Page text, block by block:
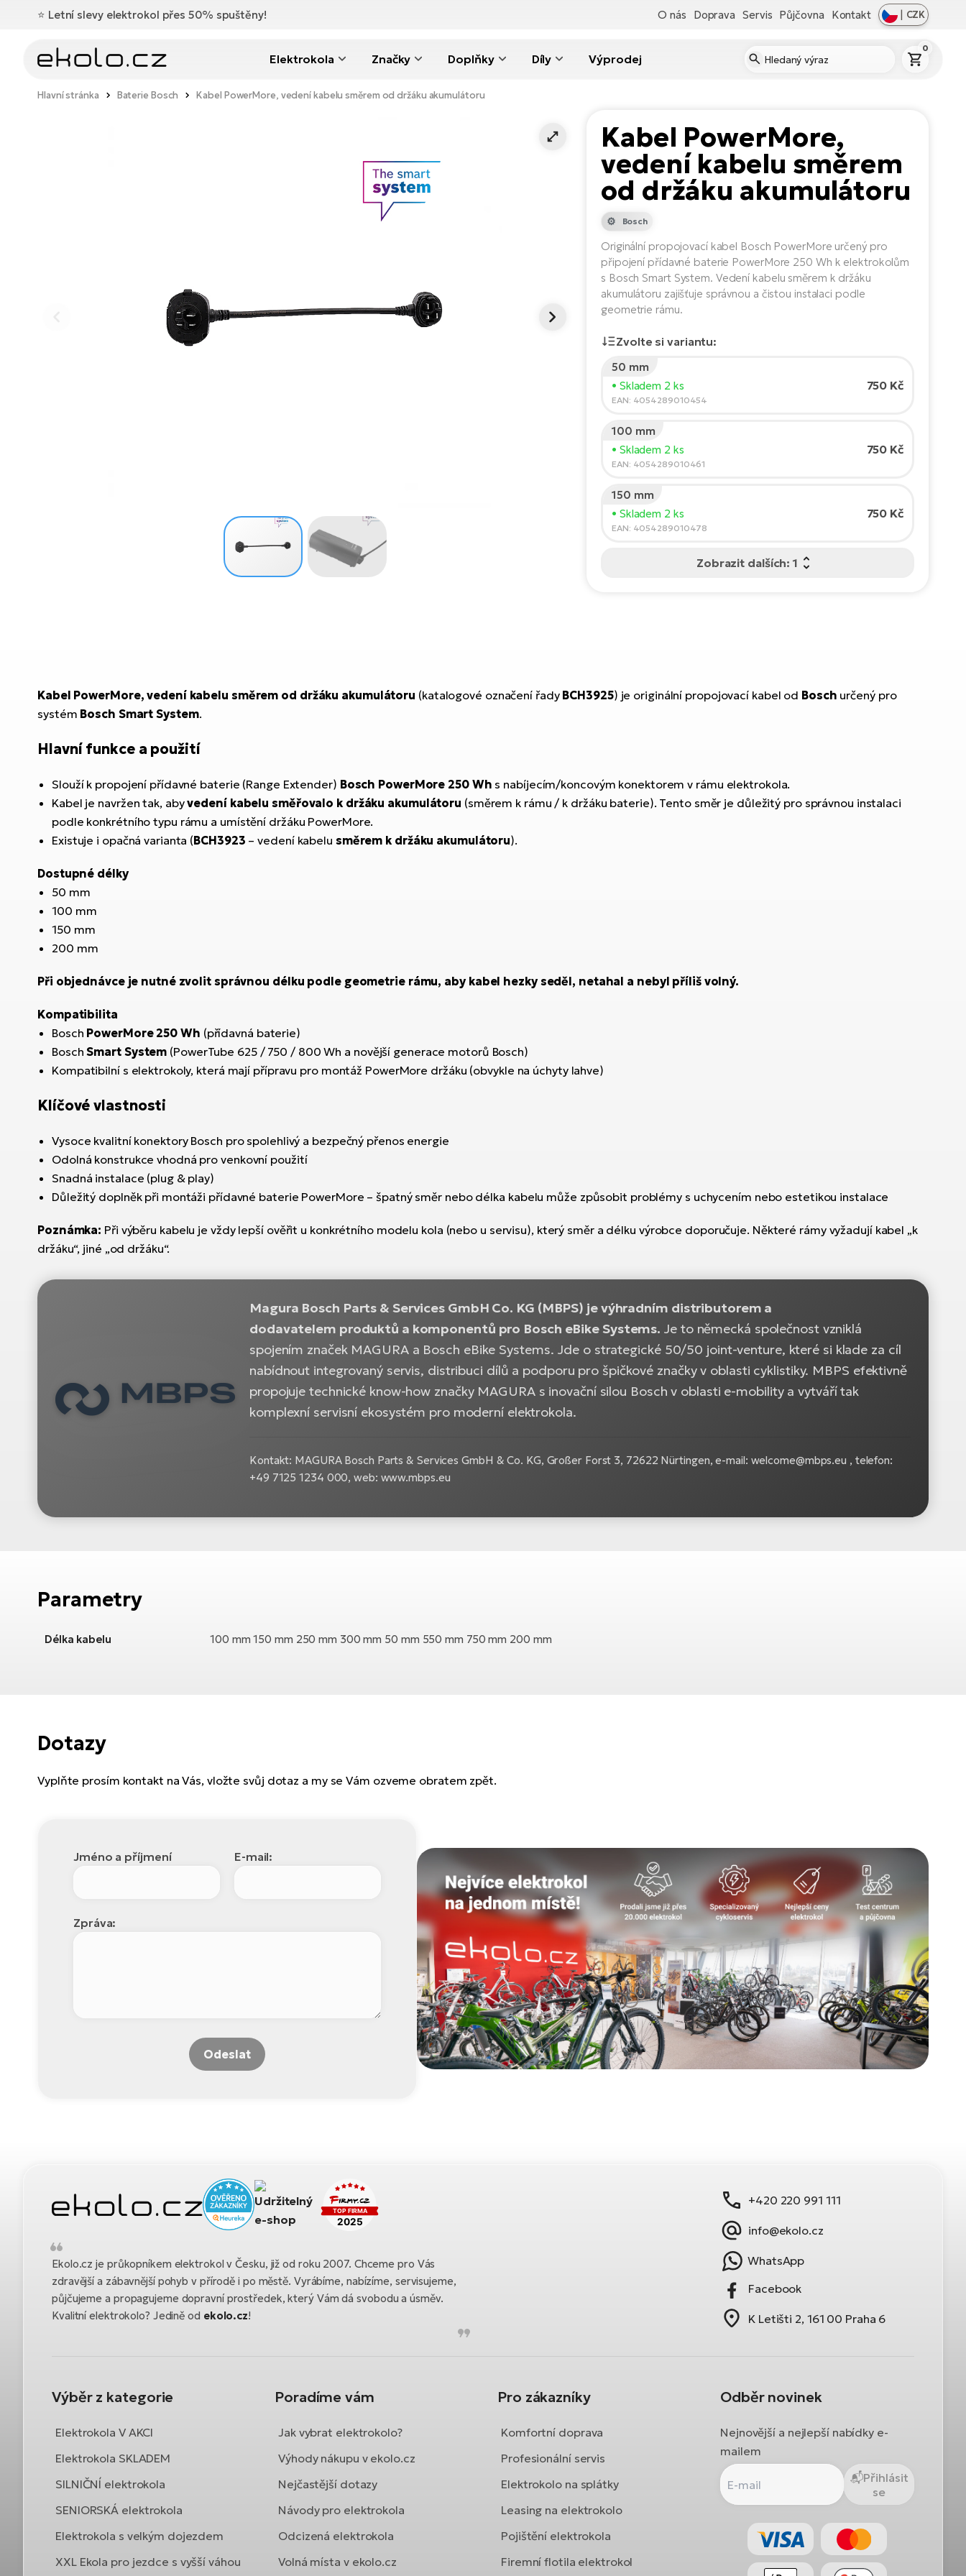
⭐️ Letní slevy elektrokol přes 50% spuštěny! O nás Doprava Servis Půjčovna Kontakt | CZK
Elektrokola Značky Doplňky Díly Výprodej
0
Hlavní stránka Baterie Bosch Kabel PowerMore, vedení kabelu směrem od držáku akumulátoru
Kabel PowerMore,
vedení kabelu směrem
od držáku akumulátoru
Bosch
Originální propojovací kabel Bosch PowerMore určený pro
připojení přídavné baterie PowerMore 250 Wh k elektrokolům
s Bosch Smart System. Vedení kabelu směrem k držáku
akumulátoru zajišťuje správnou a čistou instalaci podle
geometrie rámu.
Zvolte si variantu:
50 mm
• Skladem 2 ks
EAN: 4054289010454
750 Kč
100 mm
• Skladem 2 ks
EAN: 4054289010461
750 Kč
150 mm
• Skladem 2 ks
EAN: 4054289010478
750 Kč
Zobrazit dalších: 1
Kabel PowerMore, vedení kabelu směrem od držáku akumulátoru (katalogové označení řady BCH3925) je originální propojovací kabel od Bosch určený pro
systém Bosch Smart System.
Hlavní funkce a použití
Slouží k propojení přídavné baterie (Range Extender) Bosch PowerMore 250 Wh s nabíjecím/koncovým konektorem v rámu elektrokola.
Kabel je navržen tak, abyvedení kabelu směřovalo k držáku akumulátoru (směrem k rámu / k držáku baterie). Tento směr je důležitý pro správnou instalaci
podle konkrétního typu rámu a umístění držáku PowerMore.
Existuje i opačná varianta (BCH3923 – vedení kabelu směrem k držáku akumulátoru).
Dostupné délky
50 mm
100 mm
150 mm
200 mm
Při objednávce je nutné zvolit správnou délku podle geometrie rámu, aby kabel hezky seděl, netahal a nebyl příliš volný.
Kompatibilita
Bosch PowerMore 250 Wh (přídavná baterie)
BoschSmart System (PowerTube 625 / 750 / 800 Wh a novější generace motorů Bosch)
Kompatibilní s elektrokoly, která mají přípravu pro montáž PowerMore držáku (obvykle na úchyty lahve)
Klíčové vlastnosti
Vysoce kvalitní konektory Bosch pro spolehlivý a bezpečný přenos energie
Odolná konstrukce vhodná pro venkovní použití
Snadná instalace (plug & play)
Důležitý doplněk při montáži přídavné baterie PowerMore – špatný směr nebo délka kabelu může způsobit problémy s uchycením nebo estetikou instalace
Poznámka: Při výběru kabelu je vždy lepší ověřit u konkrétního modelu kola (nebo u servisu), který směr a délku výrobce doporučuje. Některé rámy vyžadují kabel „k
držáku“, jiné „od držáku“.
Magura Bosch Parts & Services GmbH Co. KG (MBPS) je výhradním distributorem a
dodavatelem produktů a komponentů pro Bosch eBike Systems. Je to německá společnost vzniklá
spojením značek MAGURA a Bosch eBike Systems. Jde o strategické 50/50 joint-venture, které si klade za cíl
nabídnout integrovaný servis, distribuci dílů a podporu pro špičkové značky v oblasti cyklistiky.​​​ ​MBPS efektivně
propojuje technické know-how značky MAGURA s inovační silou Bosch v oblasti e-mobility a vytváří tak
komplexní servisní ekosystém pro moderní elektrokola.
Kontakt: MAGURA Bosch Parts & Services GmbH & Co. KG, Großer Forst 3, 72622 Nürtingen, e-mail: welcome@mbps.eu , telefon:
+49 7125 1234 000, web: www.mbps.eu
Parametry
Délka kabelu 100 mm 150 mm 250 mm 300 mm 50 mm 550 mm 750 mm 200 mm
Dotazy
Vyplňte prosím kontakt na Vás, vložte svůj dotaz a my se Vám ozveme obratem zpět.
Jméno a příjmení E-mail:
Zpráva:
Odeslat
Ekolo.cz je průkopníkem elektrokol v Česku, již od roku 2007. Chceme pro Vás
zdravější a zábavnější pohyb v přírodě i po městě. Vyrábíme, nabízíme, servisujeme,
půjčujeme a propagujeme dopravní prostředek, který Vám dá svobodu a úsměv.
Kvalitní elektrokolo? Jedině od ekolo.cz!
+420 220 991 111
info@ekolo.cz
WhatsApp
Facebook
K Letišti 2, 161 00 Praha 6
Výběr z kategorie
Elektrokola V AKCI
Elektrokola SKLADEM
SILNIČNÍ elektrokola
SENIORSKÁ elektrokola
Elektrokola s velkým dojezdem
XXL Ekola pro jezdce s vyšší váhou
Poradíme vám
Jak vybrat elektrokolo?
Výhody nákupu v ekolo.cz
Nejčastější dotazy
Návody pro elektrokola
Odcizená elektrokola
Volná místa v ekolo.cz
Pro zákazníky
Komfortní doprava
Profesionální servis
Elektrokolo na splátky
Leasing na elektrokolo
Pojištění elektrokola
Firemní flotila elektrokol
Odběr novinek
Nejnovější a nejlepší nabídky e-
mailem
Přihlásit
se